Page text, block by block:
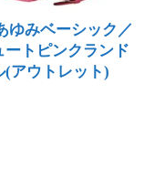
ゆみベーシック／
ートピンクランド
(アウトレット)